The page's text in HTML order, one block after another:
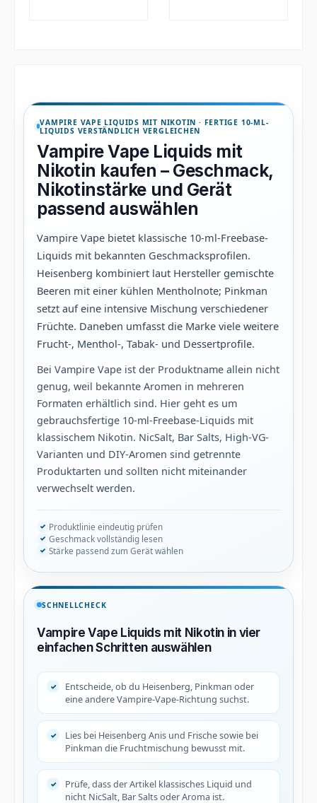
VAMPIRE VAPE LIQUIDS MIT NIKOTIN · FERTIGE 10-ML-
LIQUIDS VERSTÄNDLICH VERGLEICHEN
Vampire Vape Liquids mit
Nikotin kaufen – Geschmack,
Nikotinstärke und Gerät
passend auswählen
Vampire Vape bietet klassische 10-ml-Freebase-
Liquids mit bekannten Geschmacksprofilen.
Heisenberg kombiniert laut Hersteller gemischte
Beeren mit einer kühlen Mentholnote; Pinkman
setzt auf eine intensive Mischung verschiedener
Früchte. Daneben umfasst die Marke viele weitere
Frucht-, Menthol-, Tabak- und Dessertprofile.
Bei Vampire Vape ist der Produktname allein nicht
genug, weil bekannte Aromen in mehreren
Formaten erhältlich sind. Hier geht es um
gebrauchsfertige 10-ml-Freebase-Liquids mit
klassischem Nikotin. NicSalt, Bar Salts, High-VG-
Varianten und DIY-Aromen sind getrennte
Produktarten und sollten nicht miteinander
verwechselt werden.
Produktlinie eindeutig prüfen
Geschmack vollständig lesen
Stärke passend zum Gerät wählen
SCHNELLCHECK
Vampire Vape Liquids mit Nikotin in vier
einfachen Schritten auswählen
Entscheide, ob du Heisenberg, Pinkman oder
eine andere Vampire-Vape-Richtung suchst.
Lies bei Heisenberg Anis und Frische sowie bei
Pinkman die Fruchtmischung bewusst mit.
Prüfe, dass der Artikel klassisches Liquid und
nicht NicSalt, Bar Salts oder Aroma ist.